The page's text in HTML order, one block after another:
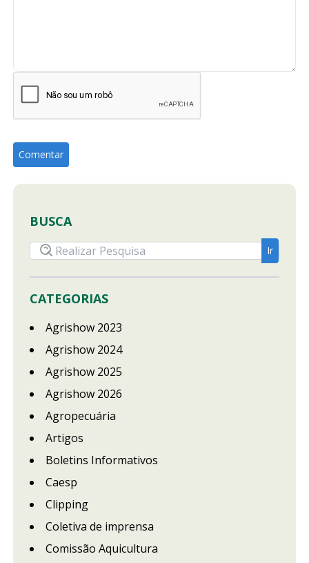
BUSCA
CATEGORIAS
Agrishow 2023
Agrishow 2024
Agrishow 2025
Agrishow 2026
Agropecuária
Artigos
Boletins Informativos
Caesp
Clipping
Coletiva de imprensa
Comissão Aquicultura